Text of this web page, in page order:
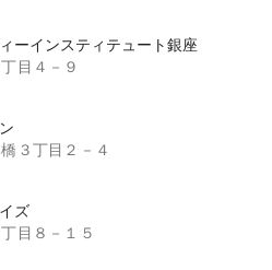
ーインスティテュート銀座
目４－９
３丁目２－４
ズ
目８－１５